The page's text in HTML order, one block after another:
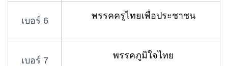
เบอร์ 6 พรรคครูไทยเพื่อประชาชน
เบอร์ 7 พรรคภูมิใจไทย